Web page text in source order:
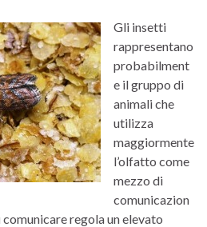
Gli insetti
rappresentano
probabilment
e il gruppo di
animali che
utilizza
maggiormente
l’olfatto come
mezzo di
comunicazion
regola un elevato